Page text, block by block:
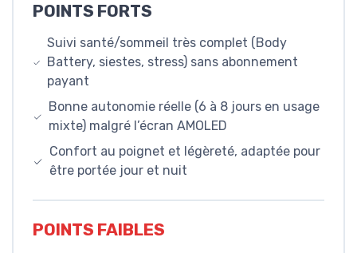
POINTS FORTS
Suivi santé/sommeil très complet (Body
Battery, siestes, stress) sans abonnement
payant
Bonne autonomie réelle (6 à 8 jours en usage
mixte) malgré l’écran AMOLED
Confort au poignet et légèreté, adaptée pour
être portée jour et nuit
POINTS FAIBLES